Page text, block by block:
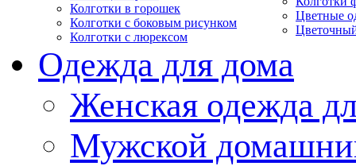
Колготки в горошек
Колготки с боковым рисунком
Колготки с люрексом
Цветные
Одежда для дома
Женская одежда
Мужской